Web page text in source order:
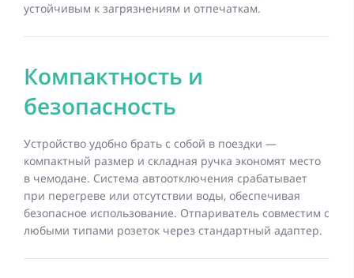
устойчивым к загрязнениям и отпечаткам.
Компактность и
безопасность
Устройство удобно брать с собой в поездки —
компактный размер и складная ручка экономят место
в чемодане. Система автоотключения срабатывает
при перегреве или отсутствии воды, обеспечивая
безопасное использование. Отпариватель совместим с
любыми типами розеток через стандартный адаптер.